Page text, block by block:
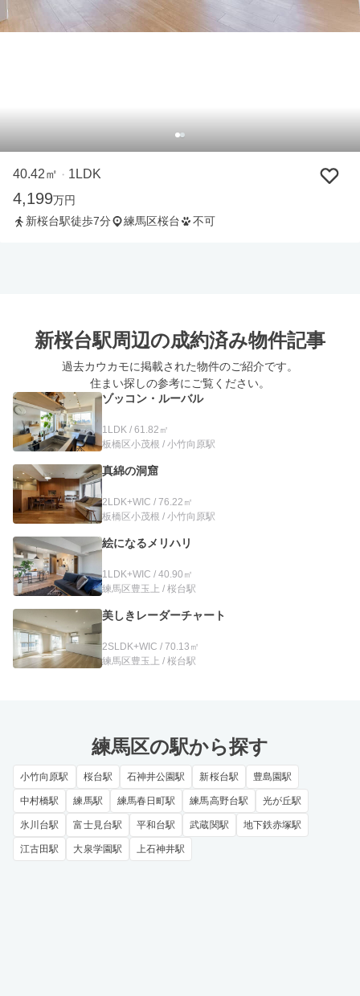
40.42㎡ ・ 1LDK
4,199万円
新桜台駅徒歩7分
練馬区桜台 不可
新桜台駅周辺の成約済み物件記事
過去カウカモに掲載された物件のご紹介です。
住まい探しの参考にご覧ください。
ゾッコン・ルーバル
1LDK / 61.82㎡
板橋区小茂根 / 小竹向原駅
真綿の洞窟
2LDK+WIC / 76.22㎡
板橋区小茂根 / 小竹向原駅
絵になるメリハリ
1LDK+WIC / 40.90㎡
練馬区豊玉上 / 桜台駅
美しきレーダーチャート
2SLDK+WIC / 70.13㎡
練馬区豊玉上 / 桜台駅
練馬区の駅から探す
小竹向原駅 桜台駅 石神井公園駅 新桜台駅 豊島園駅
中村橋駅 練馬駅 練馬春日町駅 練馬高野台駅 光が丘駅
氷川台駅 富士見台駅 平和台駅 武蔵関駅 地下鉄赤塚駅
江古田駅 大泉学園駅 上石神井駅